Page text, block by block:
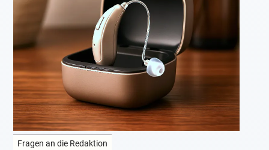
Fragen an die Redaktion